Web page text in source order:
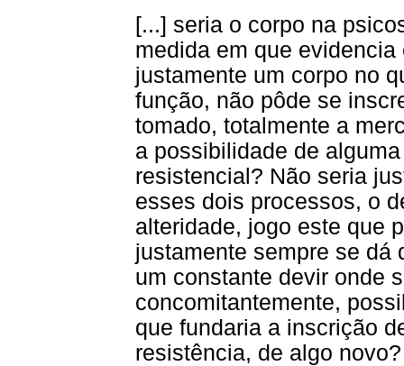
[...] seria o corpo na
medida em que
justamente um corpo no
função, não pôde se
tomado, totalmente a
a possibilidade de
resistencial? Não seria
esses dois processos, o
alteridade, jogo este que
justamente sempre se dá
um constante devir onde
concomitantemente,
que fundaria a inscrição
resistência, de algo novo?